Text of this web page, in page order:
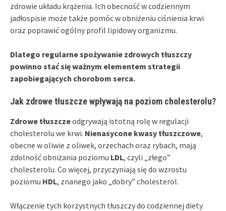
zdrowie układu krążenia. Ich obecność w codziennym
jadłospisie może także pomóc w obniżeniu ciśnienia krwi
oraz poprawić ogólny profil lipidowy organizmu.
Dlatego regularne spożywanie zdrowych tłuszczy
powinno stać się ważnym elementem strategii
zapobiegających chorobom serca.
Jak zdrowe tłuszcze wpływają na poziom cholesterolu?
Zdrowe tłuszczeodgrywają istotną rolę w regulacji
cholesterolu we krwi. Nienasycone kwasy tłuszczowe,
obecne w oliwie z oliwek, orzechach oraz rybach, mają
zdolność obniżania poziomu LDL, czyli „złego”
cholesterolu. Co więcej, przyczyniają się do wzrostu
poziomu HDL, znanego jako „dobry” cholesterol.
Włączenie tych korzystnych tłuszczy do codziennej diety